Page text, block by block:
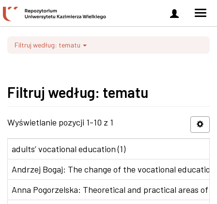
Zaloguj
się
Filtruj według: tematu
Filtruj według: tematu
Wyświetlanie pozycji 1-10 z 1
adults’ vocational education (1)
Andrzej Bogaj: The change of the vocational
Anna Pogorzelska: Theoretical and practical areas of